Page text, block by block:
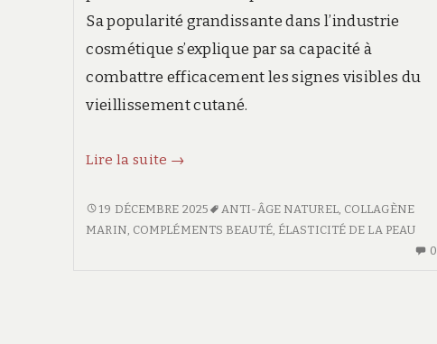
Sa popularité grandissante dans l’industrie
cosmétique s’explique par sa capacité à
combattre efficacement les signes visibles du
vieillissement cutané.
Lire la suite
Les
du
collagène
→
LES
BIENFAITS
19 DÉCEMBRE 2025 ANTI-ÂGE NATUREL, COLLAGÈNE
MARIN COMPLÉMENTS BEAUTÉ, ÉLASTICITÉ DE LA PEAU
0